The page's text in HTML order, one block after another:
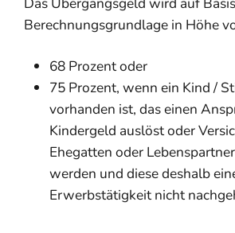
Berechnungsgrundlage in Höhe
68 Prozent oder
75 Prozent, wenn ein Kind /
vorhanden ist, das einen
Kindergeld auslöst oder
Ehegatten oder
werden und diese deshalb
Erwerbstätigkeit nicht